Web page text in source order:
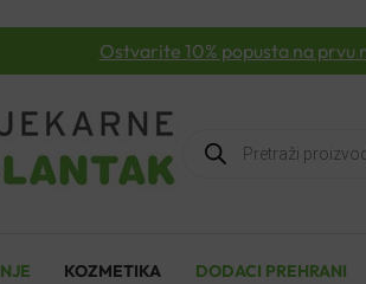
Ostvarite 10% popusta na prvu
Products
search
KOZMETIKA DODACI PREHRANI